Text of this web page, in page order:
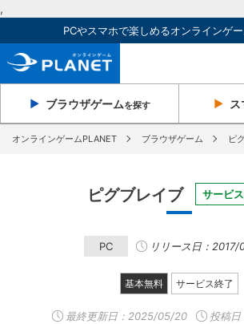
,
PCやスマホで楽しめるオンラインゲー
ブラウザゲームを探す
オンラインゲームPLANET ブラウザゲーム ピ
ピグブレイブ サービ
PC リリース日：
基本無料 サービス終了
最終更新日： 2025/05/20 投稿